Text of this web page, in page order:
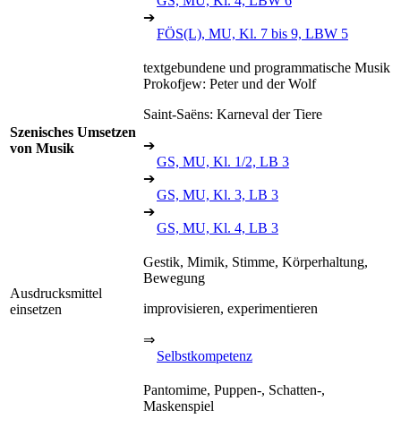
➔
FÖS(L), MU, Kl. 7 bis 9, LBW 5
Szenisches Umsetzen
von Musik
textgebundene und programmatische Musik
Prokofjew: Peter und der Wolf
Saint-Saëns: Karneval der Tiere
➔
GS, MU, Kl. 1/2, LB 3
➔
GS, MU, Kl. 3, LB 3
➔
GS, MU, Kl. 4, LB 3
Ausdrucksmittel
einsetzen
Gestik, Mimik, Stimme, Körperhaltung,
Bewegung
improvisieren, experimentieren
⇒
Selbstkompetenz
Pantomime, Puppen-, Schatten-,
Maskenspiel